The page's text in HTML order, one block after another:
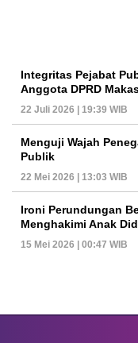
Integritas Pejabat
Anggota DPRD
22 Juli 2026 | 19:39 WIB
Menguji Wajah
Publik
22 Mei 2026 | 13:03 WIB
Ironi Perundungan
Menghakimi Anak
15 Mei 2026 | 00:47 WIB